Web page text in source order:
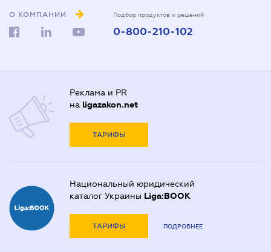
О КОМПАНИИ Подбор продуктов и решений
0-800-210-102
Реклама и PR
на ligazakon.net
ТАРИФЫ
Национальный юридический
каталог Украины Liga:BOOK
ТАРИФЫ ПОДРОБНЕЕ